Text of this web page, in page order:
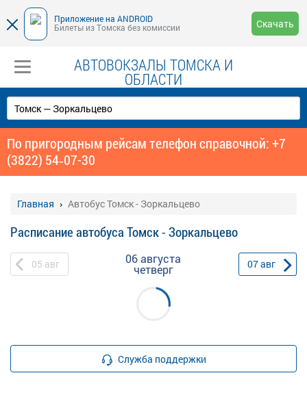
Приложение на ANDROID
Билеты из Томска без комиссии
Скачать
АВТОВОКЗАЛЫ ТОМСКА И
ОБЛАСТИ
По пригородным рейсам телефон справочной: +7
(3822) 54‑07-30
Главная Автобус Томск - Зоркальцево
Расписание автобуса Томск - Зоркальцево
05 авг 06 августа
четверг 07авг
Служба поддержки